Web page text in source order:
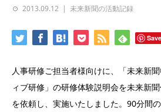
2013.09.12 未来新聞の活動記録
Save
人事研修ご担当者様向けに、「未来新
ィブ研修」の研修体験説明会を未来新
を依頼し、実施いたしました。90分間